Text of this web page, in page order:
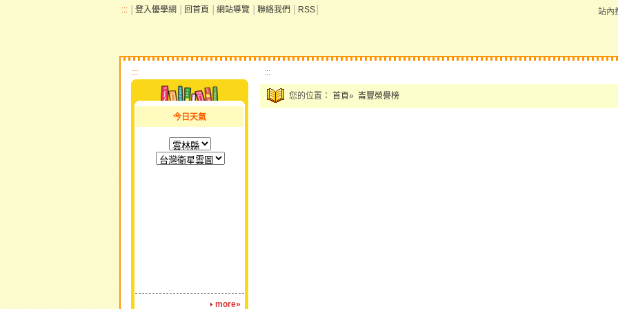
::: 登入優學網 回首頁 網站導覽 聯絡我們 RSS 站
:::
今日天氣
more»
:::
您的位置： 首頁» 崙豐榮譽榜